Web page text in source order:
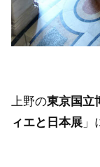
上野の東京国立
ィエと日本展 」